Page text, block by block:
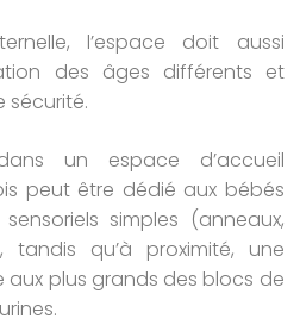
l’espace doit aussi
des âges différents et
sécurité.
un espace d’accueil
peut être dédié aux bébés
simples (anneaux,
tandis qu’à proximité, une
plus grands des blocs de